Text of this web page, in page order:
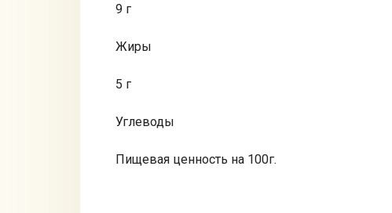
9 г
Жиры
5 г
Углеводы
Пищевая ценность на 100г.